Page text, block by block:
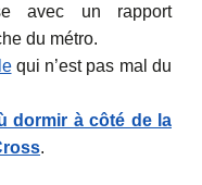
avec un rapport
du métro.
qui n’est pas mal du
dormir à côté de la
.